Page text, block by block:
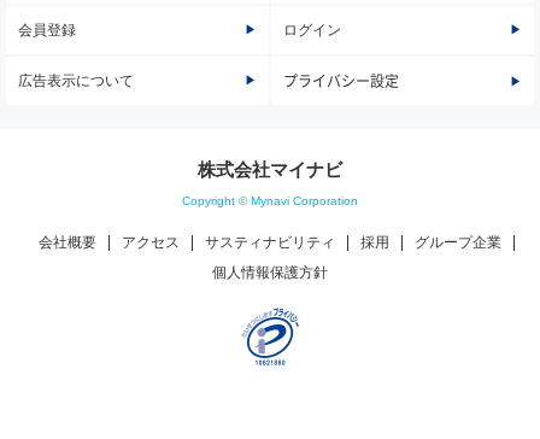
会員登録 ログイン
広告表示について プライバシー設定
株式会社マイナビ
Copyright © Mynavi Corporation
会社概要 アクセス サスティナビリティ 採用
グループ企業
個人情報保護方針